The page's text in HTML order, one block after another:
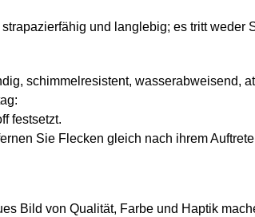
und langlebig; es tritt weder
schimmelresistent, wasserabweisend,
festsetzt.
Sie Flecken gleich nach ihrem
Bild von Qualität, Farbe und Haptik